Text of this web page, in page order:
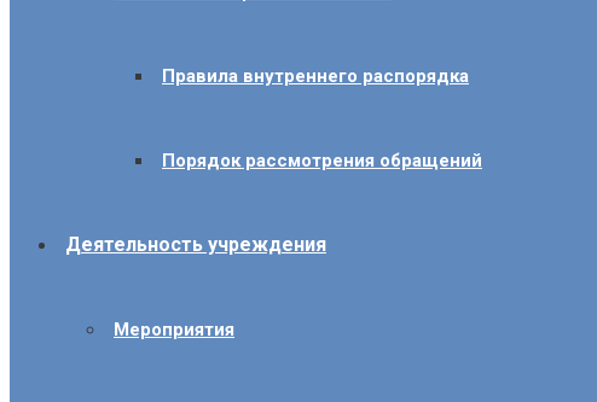
Правила внутреннего распорядка
Порядок рассмотрения обращений
Деятельность учреждения
Мероприятия